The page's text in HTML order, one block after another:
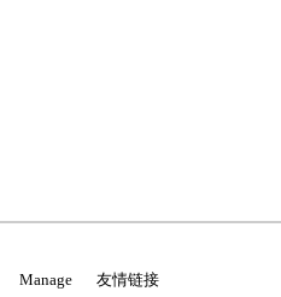
Manage 友情链接